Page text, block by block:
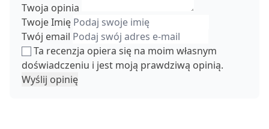
Twoja opinia
Twoje Imię
Twój email
Ta recenzja opiera się na moim własnym
doświadczeniu i jest moją prawdziwą opinią.
Wyślij opinię